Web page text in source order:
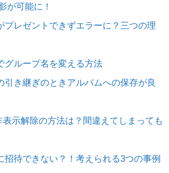
が可能に！
プレゼントできずエラーに？三つの理
グループ名を変える方法
引き継ぎのときアルバムへの保存が良
表示解除の方法は？間違えてしまっても
招待できない？！考えられる3つの事例